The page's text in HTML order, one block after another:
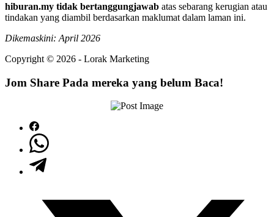
hiburan.my tidak bertanggungjawab atas sebarang kerugian atau
tindakan yang diambil berdasarkan maklumat dalam laman ini.
Dikemaskini: April 2026
Copyright © 2026 - Lorak Marketing
Jom Share Pada mereka yang belum Baca!